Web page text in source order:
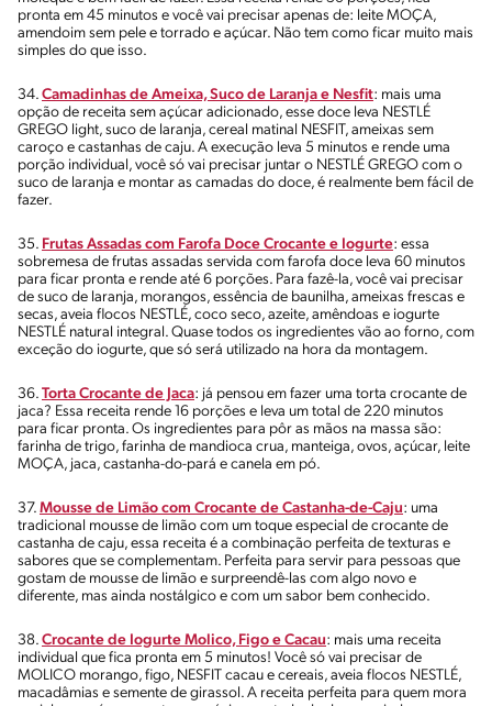
pronta em 45 minutos e você vai precisar apenas de: leite MOÇA,
amendoim sem pele e torrado e açúcar. Não tem como ficar muito mais
simples do que isso.
34. Camadinhas de Ameixa, Suco de Laranja e Nesfit: mais uma
opção de receita sem açúcar adicionado, esse doce leva NESTLÉ
GREGO light, suco de laranja, cereal matinal NESFIT, ameixas sem
caroço e castanhas de caju. A execução leva 5 minutos e rende uma
porção individual, você só vai precisar juntar o NESTLÉ GREGO com o
suco de laranja e montar as camadas do doce, é realmente bem fácil de
fazer.
35. Frutas Assadas com Farofa Doce Crocante e Iogurte: essa
sobremesa de frutas assadas servida com farofa doce leva 60 minutos
para ficar pronta e rende até 6 porções. Para fazê-la, você vai precisar
de suco de laranja, morangos, essência de baunilha, ameixas frescas e
secas, aveia flocos NESTLÉ, coco seco, azeite, amêndoas e iogurte
NESTLÉ natural integral. Quase todos os ingredientes vão ao forno, com
exceção do iogurte, que só será utilizado na hora da montagem.
36. Torta Crocante de Jaca: já pensou em fazer uma torta crocante de
jaca? Essa receita rende 16 porções e leva um total de 220 minutos
para ficar pronta. Os ingredientes para pôr as mãos na massa são:
farinha de trigo, farinha de mandioca crua, manteiga, ovos, açúcar, leite
MOÇA, jaca, castanha-do-pará e canela em pó.
37. Mousse de Limão com Crocante de Castanha-de-Caju: uma
tradicional mousse de limão com um toque especial de crocante de
castanha de caju, essa receita é a combinação perfeita de texturas e
sabores que se complementam. Perfeita para servir para pessoas que
gostam de mousse de limão e surpreendê-las com algo novo e
diferente, mas ainda nostálgico e com um sabor bem conhecido.
38. Crocante de Iogurte Molico, Figo e Cacau: mais uma receita
individual que fica pronta em 5 minutos! Você só vai precisar de
MOLICO morango, figo, NESFIT cacau e cereais, aveia flocos NESTLÉ,
macadâmias e semente de girassol. A receita perfeita para quem mora